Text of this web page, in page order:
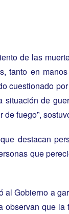
de las
tanto en
cuestionado
de
fuego”,
destacan
que
al Gobierno a
que